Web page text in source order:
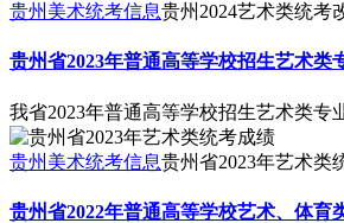
贵州美术统考信息贵州2024艺术类统考
贵州省2023年普通高等学校招生艺术类
我省2023年普通高等学校招生艺术类专
贵州美术统考信息贵州省2023年艺术类
贵州省2022年普通高等学校艺术、体育